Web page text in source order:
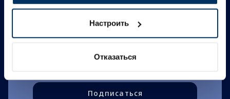
Настроить
Отказаться
Узнай первым
Подписаться